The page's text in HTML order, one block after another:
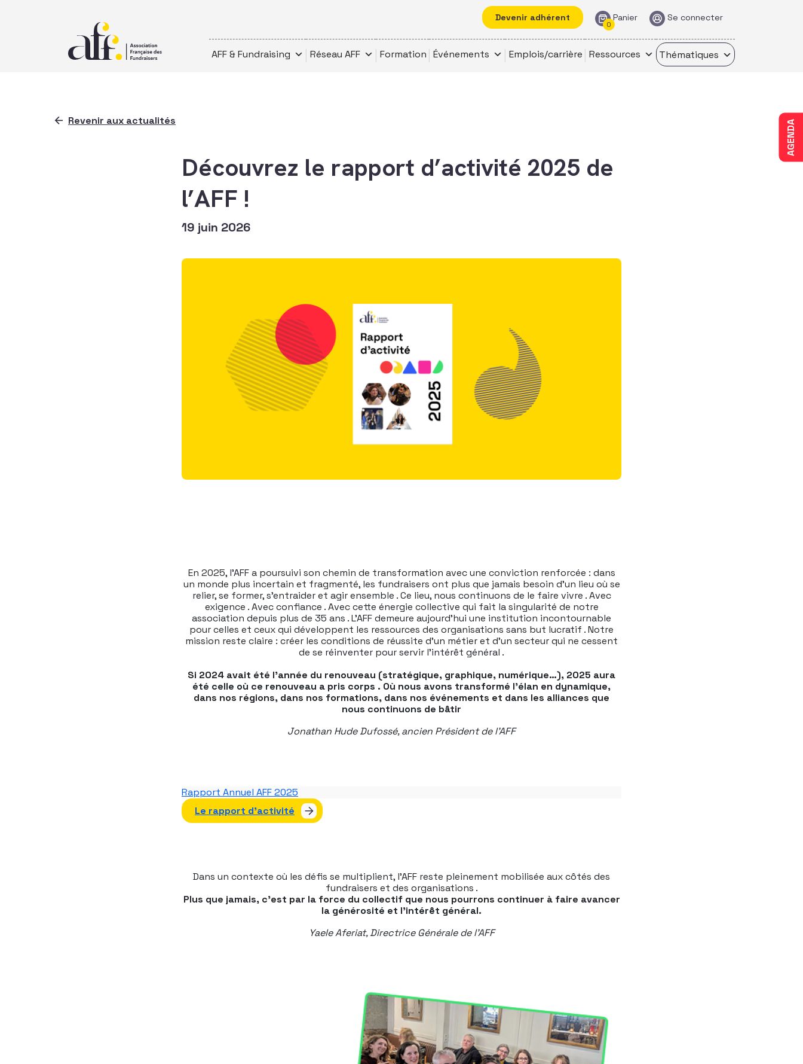
Devenir adhérent Panier
0
Se connecter
AFF & Fundraising Réseau AFF Formation Événements Emplois/carrière Ressources Thématiques
AGENDA
Revenir aux actualités
Découvrez le rapport d’activité 2025 de
l’AFF !
19 juin 2026
En 2025, l’AFF a poursuivi son chemin de transformation avec une conviction renforcée : dans
un monde plus incertain et fragmenté, les fundraisers ont plus que jamais besoin d’un lieu où se
relier, se former, s’entraider et agir ensemble . Ce lieu, nous continuons de le faire vivre . Avec
exigence . Avec confiance . Avec cette énergie collective qui fait la singularité de notre
association depuis plus de 35 ans . L’AFF demeure aujourd’hui une institution incontournable
pour celles et ceux qui développent les ressources des organisations sans but lucratif . Notre
mission reste claire : créer les conditions de réussite d’un métier et d’un secteur qui ne cessent
de se réinventer pour servir l’intérêt général .
Si 2024 avait été l’année du renouveau (stratégique, graphique, numérique…), 2025 aura
été celle où ce renouveau a pris corps . Où nous avons transformé l’élan en dynamique,
dans nos régions, dans nos formations, dans nos événements et dans les alliances que
nous continuons de bâtir
Jonathan Hude Dufossé, ancien Président de l’AFF
Rapport Annuel AFF 2025
Le rapport d’activité
Dans un contexte où les défis se multiplient, l’AFF reste pleinement mobilisée aux côtés des
fundraisers et des organisations .
Plus que jamais, c’est par la force du collectif que nous pourrons continuer à faire avancer
la générosité et l’intérêt général.
Yaele Aferiat, Directrice Générale de l’AFF